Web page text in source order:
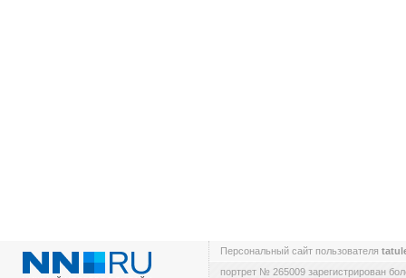
Персональный сайт пользователя
портрет № 265009 зарегистрирован